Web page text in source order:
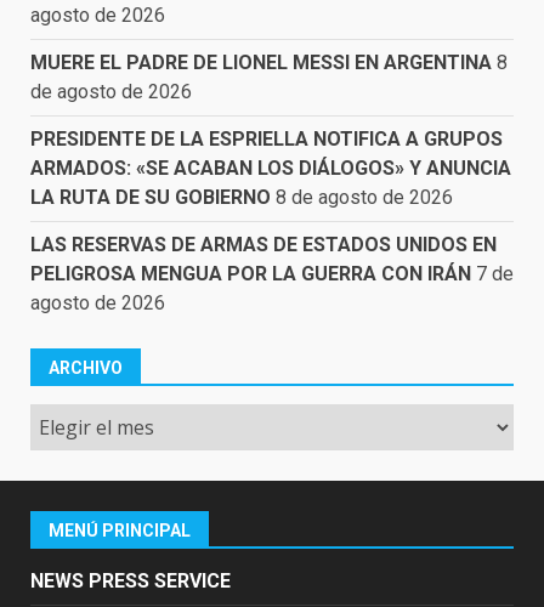
agosto de 2026
MUERE EL PADRE DE LIONEL MESSI EN ARGENTINA 8
de agosto de 2026
PRESIDENTE DE LA ESPRIELLA NOTIFICA A GRUPOS
ARMADOS: «SE ACABAN LOS DIÁLOGOS» Y ANUNCIA
LA RUTA DE SU GOBIERNO 8 de agosto de 2026
LAS RESERVAS DE ARMAS DE ESTADOS UNIDOS EN
PELIGROSA MENGUA POR LA GUERRA CON IRÁN 7 de
agosto de 2026
ARCHIVO
Archivo
MENÚ PRINCIPAL
NEWS PRESS SERVICE